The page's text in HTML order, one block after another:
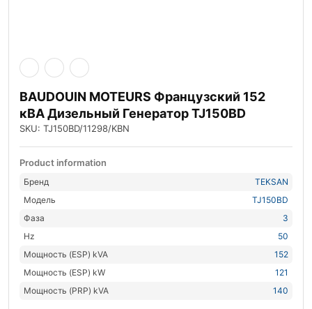
BAUDOUIN MOTEURS Французский 152
кВА Дизельный Генератор TJ150BD
SKU: TJ150BD/11298/KBN
Product information
Бренд
TEKSAN
Модель
TJ150BD
Фаза
3
Hz
50
Мощность (ESP) kVA
152
Мощность (ESP) kW
121
Мощность (PRP) kVA
140